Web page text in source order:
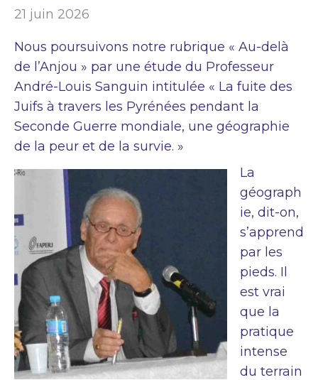
21 juin 2026
Nous poursuivons notre rubrique « Au-delà
de l’Anjou » par une étude du Professeur
André-Louis Sanguin intitulée « La fuite des
Juifs à travers les Pyrénées pendant la
Seconde Guerre mondiale, une géographie
de la peur et de la survie. »
La
géograph
ie, dit-on,
s’apprend
par les
pieds. Il
est vrai
que la
pratique
intense
du terrain